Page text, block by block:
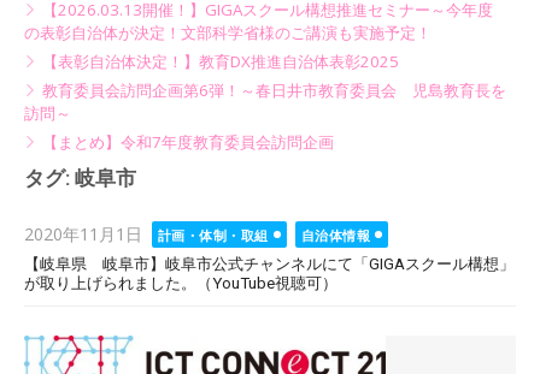
【2026.03.13開催！】GIGAスクール構想推進セミナー～今年度
の表彰自治体が決定！文部科学省様のご講演も実施予定！
【表彰自治体決定！】教育DX推進自治体表彰2025
教育委員会訪問企画第6弾！～春日井市教育委員会 児島教育長を
訪問～
【まとめ】令和7年度教育委員会訪問企画
タグ: 岐阜市
Posted
on
2020年11月1日 計画・体制・取組
自治体情報
【岐阜県 岐阜市】岐阜市公式チャンネルにて「GIGAスクール構想」
が取り上げられました。（YouTube視聴可）